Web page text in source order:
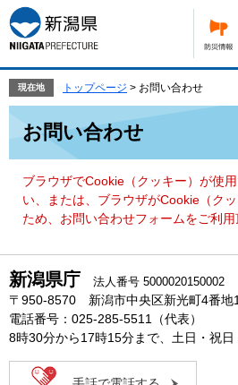
ー
ジ
の
頭
す。
ニ
ュ
ー
飛
て
現在地 トップページ > お問い合わせ
お問い合わせ
ブラウザでCookie（クッキー）が使
い、または、ブラウザがCookie（ク
ため、お問い合わせフォームをご利用
新潟県庁 法人番号 5000020150002
〒950-8570 新潟市中央区新光町4番地1
電話番号：025-285-5511（代表）
8時30分から17時15分まで、土日・祝日